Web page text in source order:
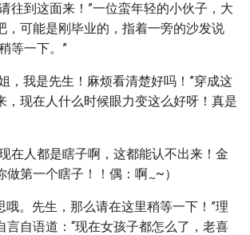
往到这面来！”一位蛮年轻的小伙子，大
，可能是刚毕业的，指着一旁的沙发说
等一下。”
，我是先生！麻烦看清楚好吗！”穿成这
，现在人什么时候眼力变这么好呀！真是
在人都是瞎子啊，这都能认不出来！金
做第一个瞎子！！偶：啊~~）
哦。先生，那么请在这里稍等一下！”理
言自语道：“现在女孩子都怎么了，老喜